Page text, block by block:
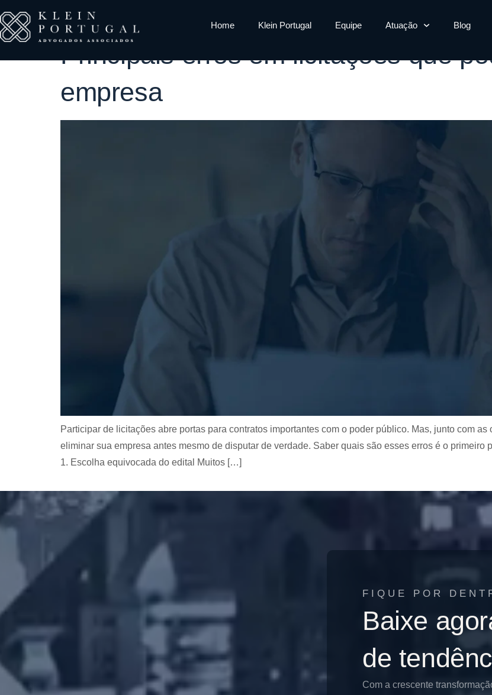
Home Klein Portugal Equipe Atuação Blog
Principais erros em licitações que
empresa
Participar de licitações abre portas para contratos importantes com o poder público. Mas, junto com
eliminar sua empresa antes mesmo de disputar de verdade. Saber quais são esses erros é o
1. Escolha equivocada do edital Muitos […]
FIQUE POR
Baixe
de
Com a crescente